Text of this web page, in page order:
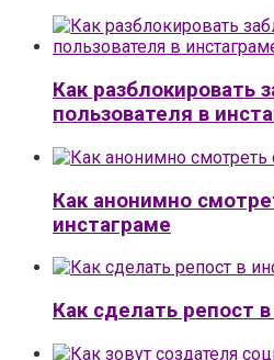
Как разблокировать
пользователя в
Как анонимно
инстаграме
Как сделать репост